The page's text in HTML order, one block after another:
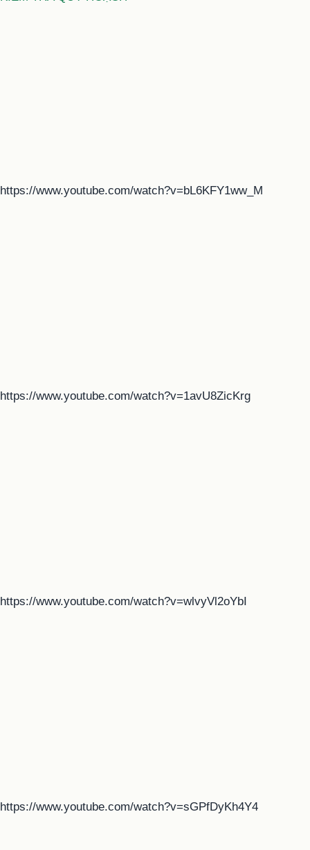
https://www.youtube.com/watch?v=bL6KFY1ww_M
https://www.youtube.com/watch?v=1avU8ZicKrg
https://www.youtube.com/watch?v=wlvyVl2oYbI
https://www.youtube.com/watch?v=sGPfDyKh4Y4